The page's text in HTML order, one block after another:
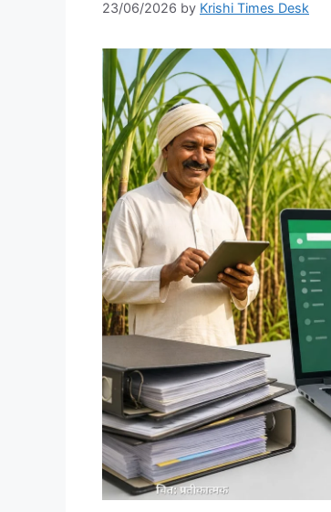
23/06/2026 by Krishi Times Desk